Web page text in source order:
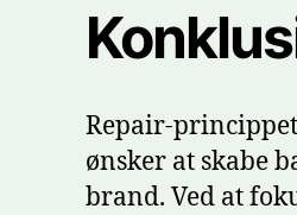
Repair-
ønsker at skabe
brand. Ved at